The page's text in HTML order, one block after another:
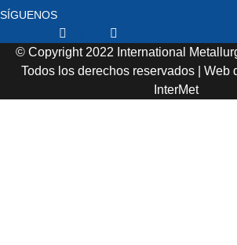
SÍGUENOS
© Copyright 2022 International
Todos los derechos reservados | Web
InterMet